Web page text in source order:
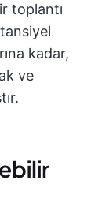
toplantı
kadar,
ve